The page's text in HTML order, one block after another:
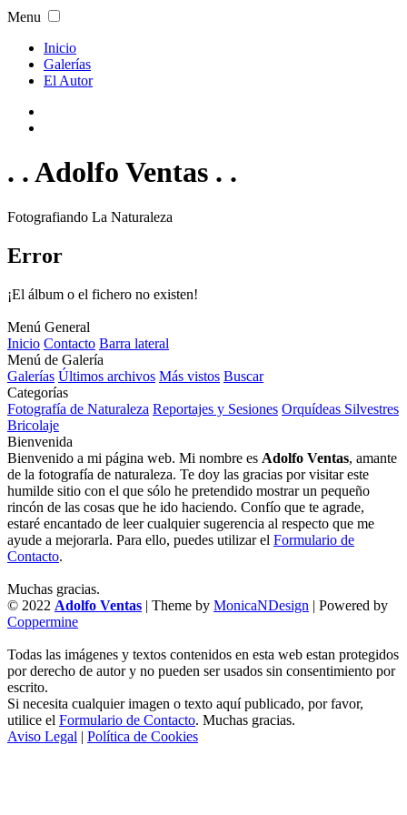
Menu
Inicio
Galerías
El Autor
. . Adolfo Ventas . .
Fotografiando La Naturaleza
Error
¡El álbum o el fichero no existen!
Menú General
Inicio Contacto Barra lateral
Menú de Galería
Galerías Últimos archivos Más vistos Buscar
Categorías
Fotografía de Naturaleza Reportajes y Sesiones Orquídeas Silvestres
Bricolaje
Bienvenida
Bienvenido a mi página web. Mi nombre es Adolfo Ventas, amante
de la fotografía de naturaleza. Te doy las gracias por visitar este
humilde sitio con el que sólo he pretendido mostrar un pequeño
rincón de las cosas que he ido haciendo. Confío que te agrade,
estaré encantado de leer cualquier sugerencia al respecto que me
ayude a mejorarla. Para ello, puedes utilizar el Formulario de
Contacto.
Muchas gracias.
© 2022 Adolfo Ventas | Theme by MonicaNDesign | Powered by
Coppermine
Todas las imágenes y textos contenidos en esta web estan protegidos
por derecho de autor y no pueden ser usados sin consentimiento por
escrito.
Si necesita cualquier imagen o texto aquí publicado, por favor,
utilice el Formulario de Contacto. Muchas gracias.
Aviso Legal | Política de Cookies